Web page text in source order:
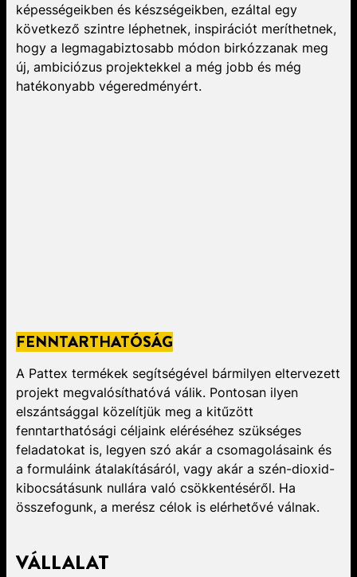
képességeikben és készségeikben, ezáltal egy
következő szintre léphetnek, inspirációt meríthetnek,
hogy a legmagabiztosabb módon birkózzanak meg
új, ambiciózus projektekkel a még jobb és még
hatékonyabb végeredményért.
FENNTARTHATÓSÁG
A Pattex termékek segítségével bármilyen eltervezett
projekt megvalósíthatóvá válik. Pontosan ilyen
elszántsággal közelítjük meg a kitűzött
fenntarthatósági céljaink eléréséhez szükséges
feladatokat is, legyen szó akár a csomagolásaink és
a formuláink átalakításáról, vagy akár a szén-dioxid-
kibocsátásunk nullára való csökkentéséről. Ha
összefogunk, a merész célok is elérhetővé válnak.
VÁLLALAT